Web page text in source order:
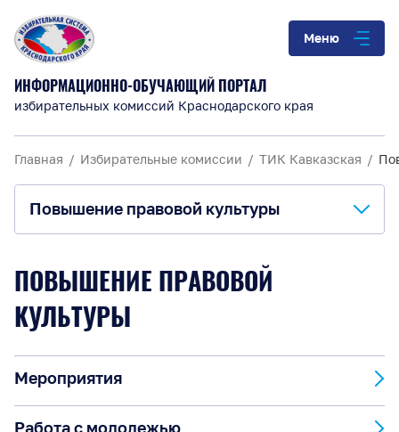
Меню
ИНФОРМАЦИОННО-ОБУЧАЮЩИЙ ПОРТАЛ
избирательных комиссий Краснодарского края
Главная Избирательные комиссии ТИК Кавказская
Повышение правовой культуры
Повышение правовой культуры
ПОВЫШЕНИЕ ПРАВОВОЙ
КУЛЬТУРЫ
Мероприятия
Работа с молодежью